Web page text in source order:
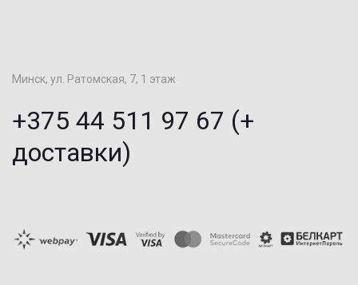
Минск, ул. Ратомская, 7, 1 этаж
+375 44 511 97 67 (+
доставки)